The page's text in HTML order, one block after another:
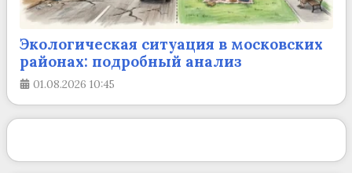
Экологическая ситуация в московских
районах: подробный анализ
01.08.2026 10:45